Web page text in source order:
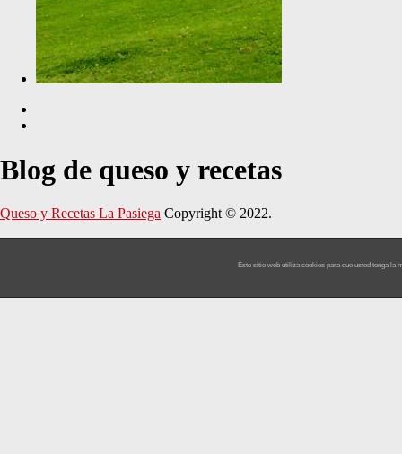
Blog de queso y recetas
Queso y Recetas La Pasiega Copyright © 2022.
Este sitio web utiliza cookies para que usted tenga la